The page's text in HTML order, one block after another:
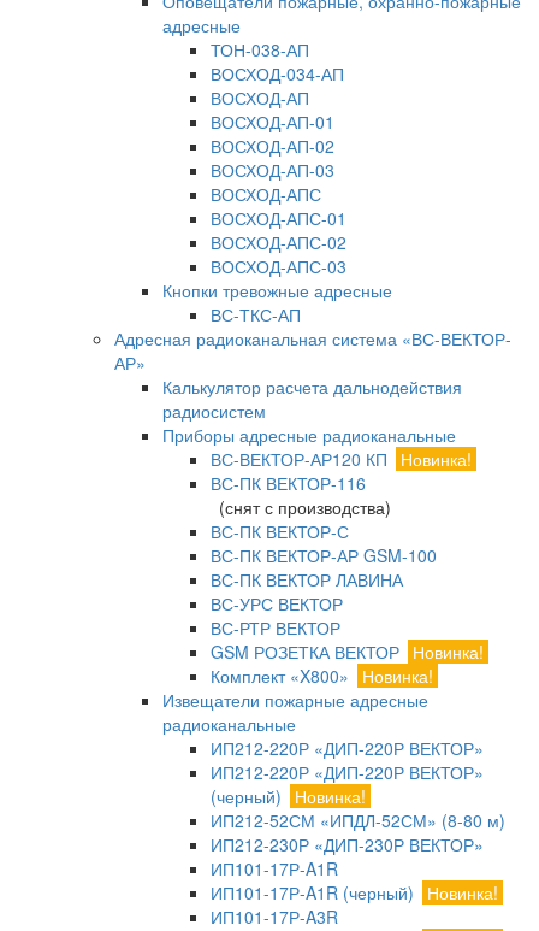
адресные
ТОН-038-АП
ВОСХОД-034-АП
ВОСХОД-АП
ВОСХОД-АП-01
ВОСХОД-АП-02
ВОСХОД-АП-03
ВОСХОД-АПС
ВОСХОД-АПС-01
ВОСХОД-АПС-02
ВОСХОД-АПС-03
Кнопки тревожные адресные
ВС-ТКС-АП
Адресная радиоканальная система «ВС-ВЕКТОР-
АР»
Калькулятор расчета дальнодействия
радиосистем
Приборы адресные радиоканальные
ВС-ВЕКТОР-АР120 КП
Новинка!
ВС-ПК ВЕКТОР-116
(снят с производства)
ВС-ПК ВЕКТОР-С
ВС-ПК ВЕКТОР-АР GSM-100
ВС-ПК ВЕКТОР ЛАВИНА
ВС-УРС ВЕКТОР
ВС-РТР ВЕКТОР
GSM РОЗЕТКА ВЕКТОР Новинка!
Комплект «X800»
Новинка!
Извещатели пожарные адресные
радиоканальные
ИП212-220Р «ДИП-220Р ВЕКТОР»
ИП212-220Р «ДИП-220Р ВЕКТОР»
(черный)
Новинка!
ИП212-52СМ «ИПДЛ-52СМ» (8-80 м)
ИП212-230Р «ДИП-230Р ВЕКТОР»
ИП101-17Р-A1R
ИП101-17Р-A1R (черный)
Новинка!
ИП101-17Р-A3R